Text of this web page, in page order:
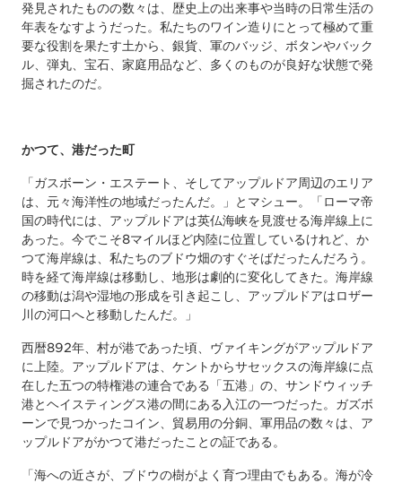
発見されたものの数々は、歴史上の出来事や当時の日常生活の
年表をなすようだった。私たちのワイン造りにとって極めて重
要な役割を果たす土から、銀貨、軍のバッジ、ボタンやバック
ル、弾丸、宝石、家庭用品など、多くのものが良好な状態で発
掘されたのだ。
かつて、港だった町
「ガスボーン・エステート、そしてアップルドア周辺のエリア
は、元々海洋性の地域だったんだ。」とマシュー。「ローマ帝
国の時代には、アップルドアは英仏海峡を見渡せる海岸線上に
あった。今でこそ8マイルほど内陸に位置しているけれど、か
つて海岸線は、私たちのブドウ畑のすぐそばだったんだろう。
時を経て海岸線は移動し、地形は劇的に変化してきた。海岸線
の移動は潟や湿地の形成を引き起こし、アップルドアはロザー
川の河口へと移動したんだ。」
西暦892年、村が港であった頃、ヴァイキングがアップルドア
に上陸。アップルドアは、ケントからサセックスの海岸線に点
在した五つの特権港の連合である「五港」の、サンドウィッチ
港とヘイスティングス港の間にある入江の一つだった。ガズボ
ーンで見つかったコイン、貿易用の分銅、軍用品の数々は、ア
ップルドアがかつて港だったことの証である。
「海への近さが、ブドウの樹がよく育つ理由でもある。海が冷